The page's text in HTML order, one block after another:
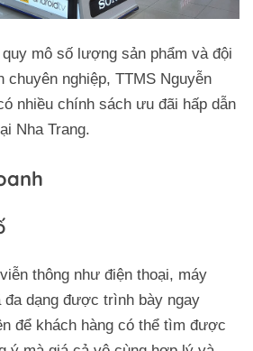
mô số lượng sản phẩm và đội
chuyên nghiệp, TTMS Nguyễn
nhiều chính sách ưu đãi hấp dẫn
Nha Trang.
thông như điện thoại, máy
dạng được trình bày ngay
để khách hàng có thể tìm được